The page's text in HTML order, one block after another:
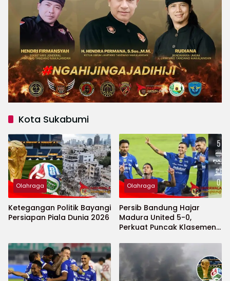
Kota Sukabumi
Olahraga
Ketegangan Politik Bayangi
Persiapan Piala Dunia 2026
Olahraga
Persib Bandung Hajar
Madura United 5-0,
Perkuat Puncak Klasemen